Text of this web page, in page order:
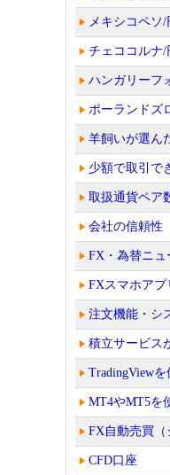
メキシコペソ
チェココルナ
ハンガリーフ
ポーランドズ
羊飼いが選ん
少額で取引で
取扱通貨ペア
会社の信頼性
FX・為替ニュ
FXスマホアプ
注文機能・シ
積立サービス
TradingView
MT4やMT5を
FX自動売買（
CFD口座